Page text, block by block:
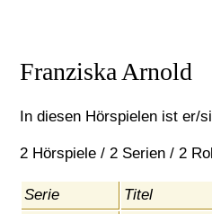
Specials
M@il
Community
Franziska Arnold
In diesen Hörspielen ist er/
2 Hörspiele / 2 Serien / 2
Serie Titel